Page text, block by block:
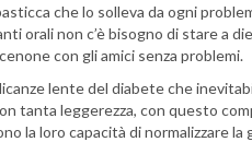
che lo solleva da ogni
orali non c’è bisogno di stare a
con gli amici senza problemi.
lente del diabete che
tanta leggerezza, con questo
la loro capacità di normalizzare la